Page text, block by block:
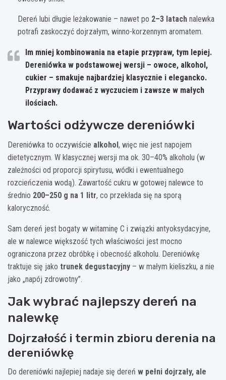
Dereń lubi długie leżakowanie – nawet po 2–3 latach nalewka
potrafi zaskoczyć dojrzałym, winno-korzennym aromatem.
Im mniej kombinowania na etapie przypraw, tym lepiej.
Dereniówka w podstawowej wersji – owoce, alkohol,
cukier – smakuje najbardziej klasycznie i elegancko.
Przyprawy dodawać z wyczuciem i zawsze w małych
ilościach.
Wartości odżywcze dereniówki
Dereniówka to oczywiście alkohol, więc nie jest napojem
dietetycznym. W klasycznej wersji ma ok. 30–40% alkoholu (w
zależności od proporcji spirytusu, wódki i ewentualnego
rozcieńczenia wodą). Zawartość cukru w gotowej nalewce to
średnio 200–250 g na 1 litr, co przekłada się na sporą
kaloryczność.
Sam dereń jest bogaty w witaminę C i związki antyoksydacyjne,
ale w nalewce większość tych właściwości jest mocno
ograniczona przez obróbkę i obecność alkoholu. Dereniówkę
traktuje się jako trunek degustacyjny – w małym kieliszku, a nie
jako „napój zdrowotny”.
Jak wybrać najlepszy dereń na
nalewkę
Dojrzałość i termin zbioru derenia na
dereniówkę
Do dereniówki najlepiej nadaje się dereń w pełni dojrzały, ale